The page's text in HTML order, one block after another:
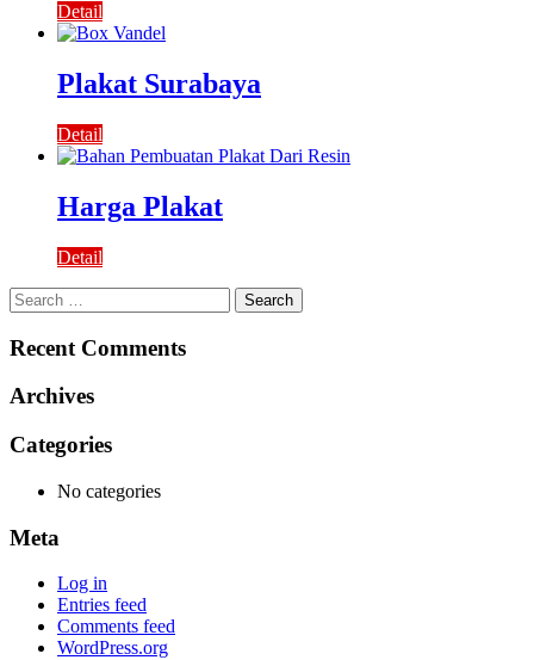
Detail
Plakat Surabaya
Detail
Harga Plakat
Detail
Search
for:
Recent Comments
Archives
Categories
No categories
Meta
Log in
Entries feed
Comments feed
WordPress.org